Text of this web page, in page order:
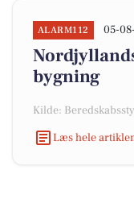
ALARM112 05-
bygning
Kilde:
Læs hele